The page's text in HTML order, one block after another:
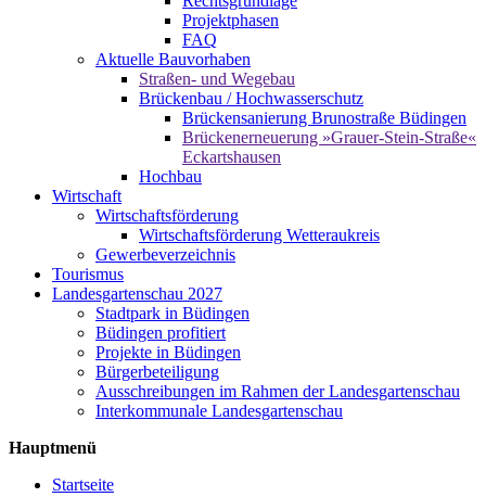
Projektphasen
FAQ
Aktuelle Bauvorhaben
Straßen- und Wegebau
Brückenbau / Hochwasserschutz
Brückensanierung Brunostraße Büdingen
Brückenerneuerung »Grauer-Stein-Straße«
Eckartshausen
Hochbau
Wirtschaft
Wirtschaftsförderung
Wirtschaftsförderung Wetteraukreis
Gewerbeverzeichnis
Tourismus
Landesgartenschau 2027
Stadtpark in Büdingen
Büdingen profitiert
Projekte in Büdingen
Bürgerbeteiligung
Ausschreibungen im Rahmen der Landesgartenschau
Interkommunale Landesgartenschau
Hauptmenü
Startseite